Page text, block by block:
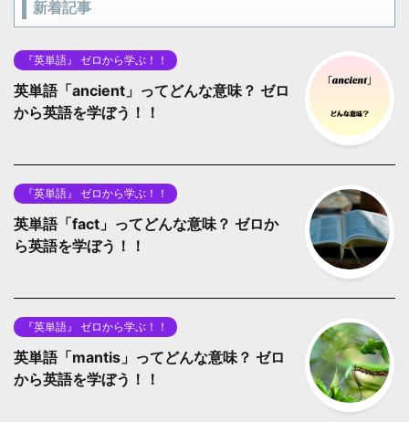
新着記事
『英単語』 ゼロから学ぶ！！
英単語「ancient」ってどんな意味？ ゼロ
から英語を学ぼう！！
『英単語』 ゼロから学ぶ！！
英単語「fact」ってどんな意味？ ゼロか
ら英語を学ぼう！！
『英単語』 ゼロから学ぶ！！
英単語「mantis」ってどんな意味？ ゼロ
から英語を学ぼう！！